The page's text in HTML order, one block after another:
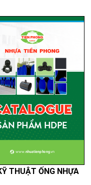
THUẬT ỐNG NHỰA